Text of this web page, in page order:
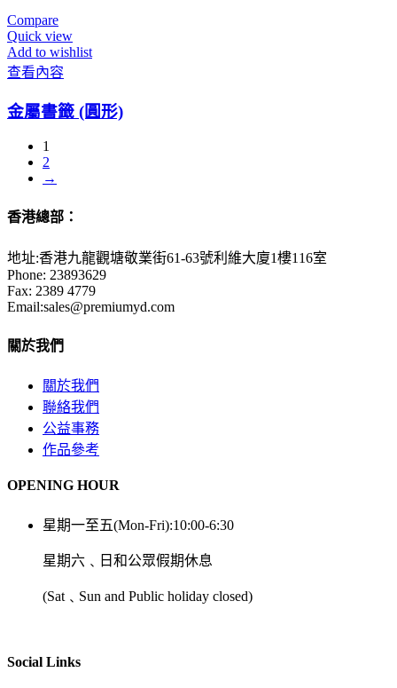
Compare
Quick view
Add to wishlist
查看內容
金屬書籤 (圓形)
1
2
→
香港總部：
地址:香港九龍觀塘敬業街61-63號利維大廈1樓116室
Phone: 23893629
Fax: 2389 4779
Email:sales@premiumyd.com
關於我們
關於我們
聯絡我們
公益事務
作品參考
OPENING HOUR
星期一至五(Mon-Fri):10:00-6:30
星期六﹑日和公眾假期休息
(Sat﹑Sun and Public holiday closed)
Social Links